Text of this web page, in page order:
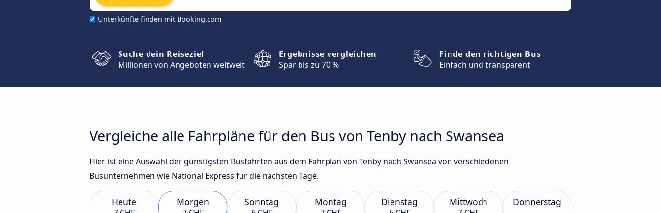
Unterkünfte finden mit Booking.com
Suche dein Reiseziel
Millionen von Angeboten weltweit
Ergebnisse vergleichen
Spar bis zu 70 %
Finde den richtigen Bus
Einfach und transparent
Vergleiche alle Fahrpläne für den Bus von Tenby nach Swansea
Hier ist eine Auswahl der günstigsten Busfahrten aus dem Fahrplan von Tenby nach Swansea von verschiedenen
Busunternehmen wie National Express für die nächsten Tage.
Heute Morgen Sonntag Montag Dienstag Mittwoch Donnerstag